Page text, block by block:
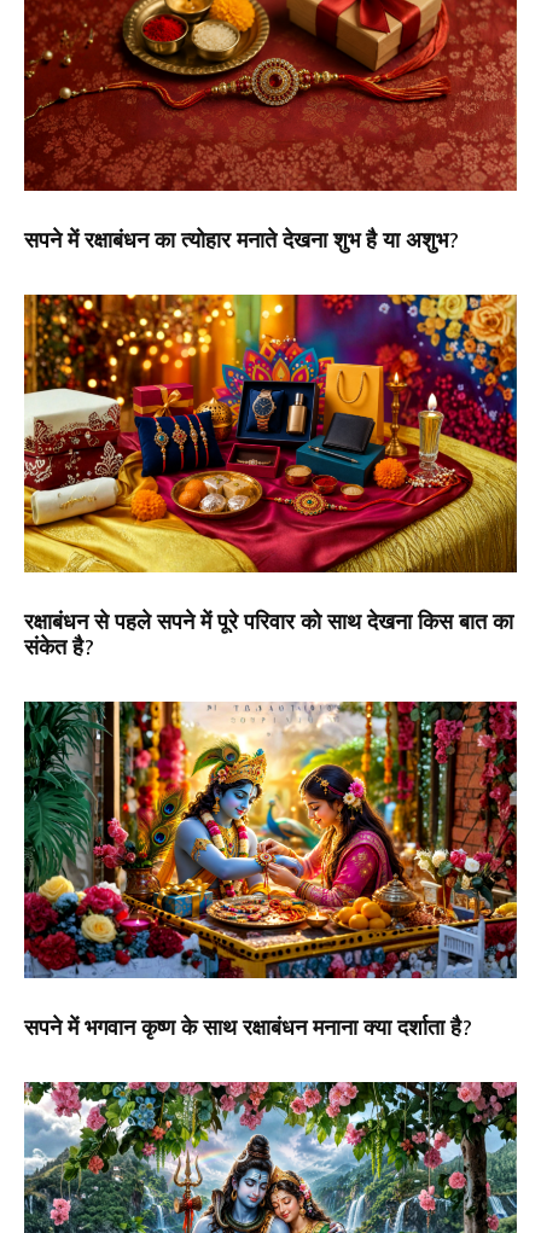
सपने में रक्षाबंधन का त्योहार मनाते देखना शुभ है या अशुभ?
रक्षाबंधन से पहले सपने में पूरे परिवार को साथ देखना किस बात का
संकेत है?
सपने में भगवान कृष्ण के साथ रक्षाबंधन मनाना क्या दर्शाता है?